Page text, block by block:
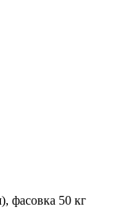
фасовка 50 кг